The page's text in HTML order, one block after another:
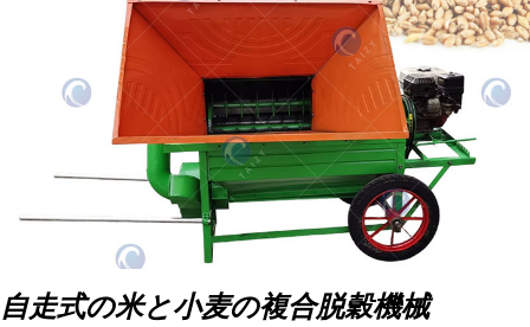
自走式の米と小麦の複合脱穀機械